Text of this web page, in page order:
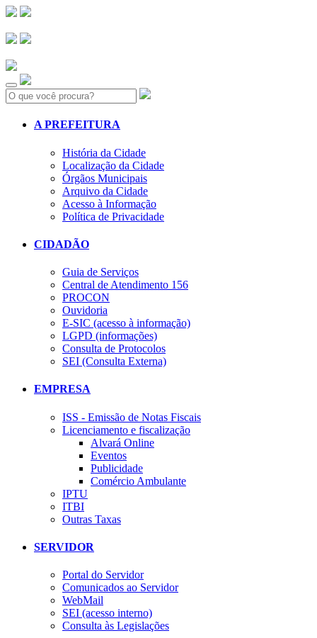
Search:
A PREFEITURA
História da Cidade
Localização da Cidade
Órgãos Municipais
Arquivo da Cidade
Acesso à Informação
Política de Privacidade
CIDADÃO
Guia de Serviços
Central de Atendimento 156
PROCON
Ouvidoria
E-SIC (acesso à informação)
LGPD (informações)
Consulta de Protocolos
SEI (Consulta Externa)
EMPRESA
ISS - Emissão de Notas Fiscais
Licenciamento e fiscalização
Alvará Online
Eventos
Publicidade
Comércio Ambulante
IPTU
ITBI
Outras Taxas
SERVIDOR
Portal do Servidor
Comunicados ao Servidor
WebMail
SEI (acesso interno)
Consulta às Legislações